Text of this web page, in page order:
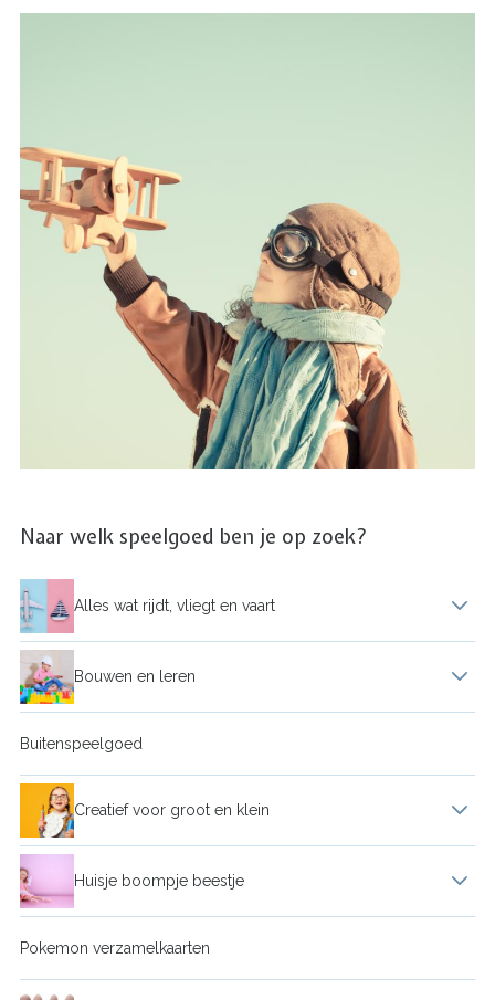
Naar welk speelgoed ben je op zoek?
Alles wat rijdt, vliegt en vaart
RC voertuig
Speelgoedgarage
Speelgoedvoertuig
Bouwen en leren
Constructiespeelgoed
Puzzel
Buitenspeelgoed
Creatief voor groot en klein
Schilderen op nummer
Huisje boompje beestje
Pop
Pokemon verzamelkaarten